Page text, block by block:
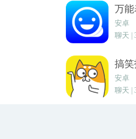
提交上来，之后根据需求在自动化处
完成转写文稿或字幕的生成工作。生
以选择导出文件，也可以继续对内容
发布、会议纪要、教学资料或者视频
体采访转写与归档 教学课程内容转化
告宣传片智能加字幕 蓝色脉动App总
万
安卓
聊天 |
搞
安卓
聊天 |